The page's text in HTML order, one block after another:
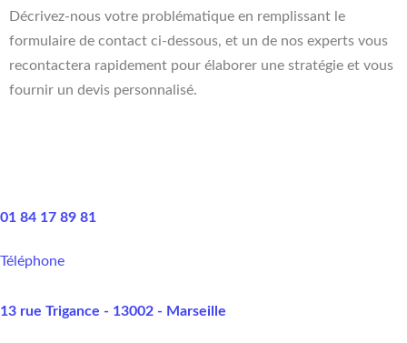
Décrivez-nous votre problématique en remplissant le
formulaire de contact ci-dessous, et un de nos experts vous
recontactera rapidement pour élaborer une stratégie et vous
fournir un devis personnalisé.
01 84 17 89 81
Téléphone
13 rue Trigance - 13002 - Marseille